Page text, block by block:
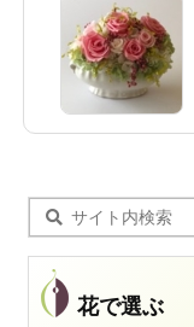
花で選ぶ